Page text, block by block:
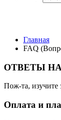
Главная
FAQ
ОТВЕТЫ
Пож-та, изучите
Оплата и